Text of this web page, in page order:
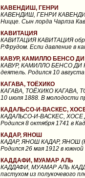
КАВЕНДИШ, ГЕНРИ
КАВЕНДИШ, ГЕНРИ КАВЕНДИШ,
Ницце. Сын лорда Чарлза
КАВИТАЦИЯ
КАВИТАЦИЯ КАВИТАЦИЯ
Р.Фрудом. Если давление в
КАВУР, КАМИЛЛО БЕНСО ДИ
КАВУР, КАМИЛЛО БЕНСО ДИ
деятель. Родился 10
КАГАВА, ТОЁХИКО
КАГАВА, ТОЁХИКО КАГАВА,
10 июля 1888. В молодости
КАДАЛЬСО-И-ВАСКЕС,
КАДАЛЬСО-И-ВАСКЕС, ХОСЕ
Родился 8 октября 1741 в
КАДАР, ЯНОШ
КАДАР, ЯНОШ КАДАР, ЯНОШ
Родился 26 мая 1912 в
КАДДАФИ, МУАМАР АЛЬ
КАДДАФИ, МУАМАР АЛЬ
пастухом из полукочевого